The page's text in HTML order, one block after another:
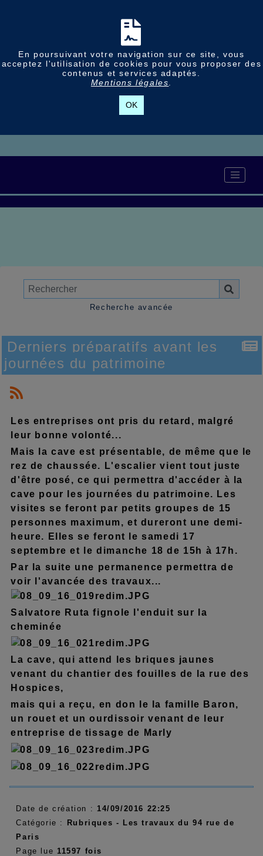
En poursuivant votre navigation sur ce site, vous
acceptez l'utilisation de cookies pour vous proposer des
contenus et services adaptés.
Mentions légales
OK
Recherche avancée
Derniers préparatifs avant les
journées du patrimoine
Les entreprises ont pris du retard, malgré
leur bonne volonté...
Mais la cave est présentable, de même que le
rez de chaussée. L'escalier vient tout juste
d'être posé, ce qui permettra d'accéder à la
cave pour les journées du patrimoine. Les
visites se feront par petits groupes de 15
personnes maximum, et dureront une demi-
heure. Elles se feront le samedi 17
septembre et le dimanche 18 de 15h à 17h.
Par la suite une permanence permettra de
voir l'avancée des travaux...
Salvatore Ruta fignole l'enduit sur la
cheminée
La cave, qui attend les briques jaunes
venant du chantier des fouilles de la rue des
Hospices,
mais qui a reçu, en don le la famille Baron,
un rouet et un ourdissoir venant de leur
entreprise de tissage de Marly
Date de création : 14/09/2016 22:25
Catégorie :
Rubriques - Les travaux du 94 rue de
Paris
Page lue 11597 fois